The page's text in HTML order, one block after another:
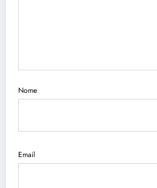
Nome
Email